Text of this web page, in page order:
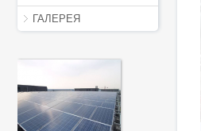
ГАЛЕРЕЯ